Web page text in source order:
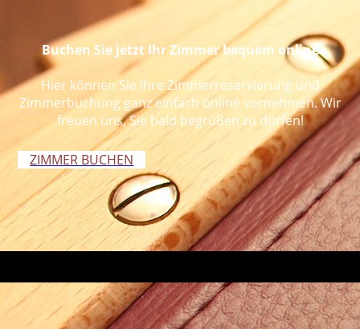
Buchen Sie jetzt Ihr Zimmer bequem online
Hier können Sie Ihre Zimmerreservierung und
Zimmerbuchung ganz einfach online vornehmen. Wir
freuen uns, Sie bald begrüßen zu dürfen!
ZIMMER BUCHEN